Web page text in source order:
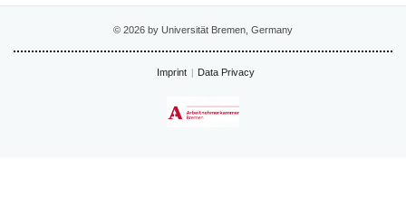
© 2026 by Universität Bremen, Germany
Imprint Data Privacy